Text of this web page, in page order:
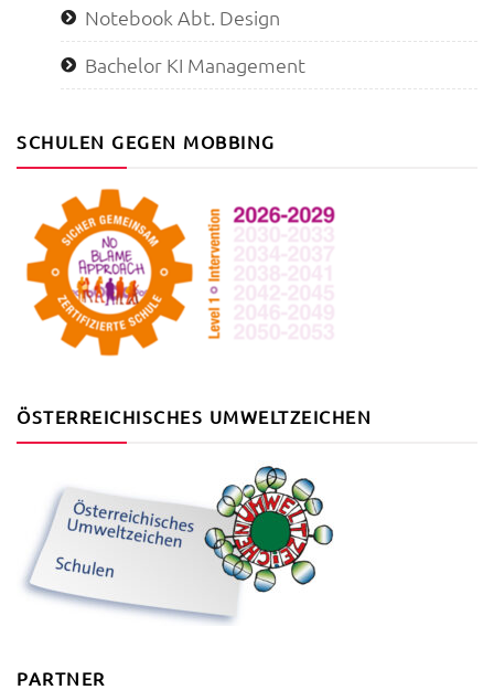
Notebook Abt. Design
Bachelor KI Management
SCHULEN GEGEN MOBBING
ÖSTERREICHISCHES UMWELTZEICHEN
PARTNER